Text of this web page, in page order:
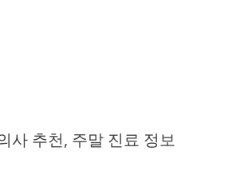
사 추천, 주말 진료 정보